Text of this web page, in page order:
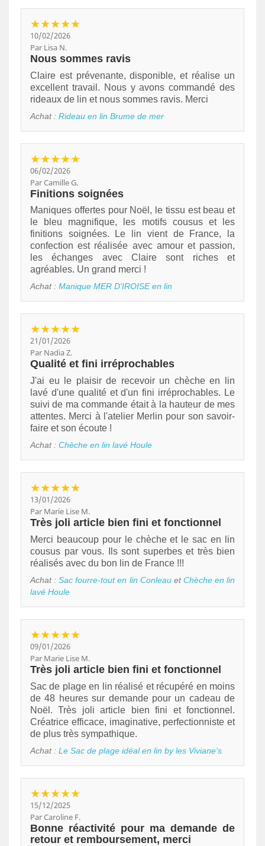
★★★★★
10/02/2026
Par Lisa N.
Nous sommes ravis
Claire est prévenante, disponible, et réalise un
excellent travail. Nous y avons commandé des
rideaux de lin et nous sommes ravis. Merci
Achat : Rideau en lin Brume de mer
★★★★★
06/02/2026
Par Camille G.
Finitions soignées
Maniques offertes pour Noël, le tissu est beau et
le bleu magnifique, les motifs cousus et les
finitions soignées. Le lin vient de France, la
confection est réalisée avec amour et passion,
les échanges avec Claire sont riches et
agréables. Un grand merci !
Achat : Manique MER D'IROISE en lin
★★★★★
21/01/2026
Par Nadia Z.
Qualité et fini irréprochables
J'ai eu le plaisir de recevoir un chèche en lin
lavé d'une qualité et d'un fini irréprochables. Le
suivi de ma commande était à la hauteur de mes
attentes. Merci à l'atelier Merlin pour son savoir-
faire et son écoute !
Achat : Chèche en lin lavé Houle
★★★★★
13/01/2026
Par Marie Lise M.
Très joli article bien fini et fonctionnel
Merci beaucoup pour le chèche et le sac en lin
cousus par vous. Ils sont superbes et très bien
réalisés avec du bon lin de France !!!
Achat :Sac fourre-tout en lin ConleauetChèche en lin
lavé Houle
★★★★★
09/01/2026
Par Marie Lise M.
Très joli article bien fini et fonctionnel
Sac de plage en lin réalisé et récupéré en moins
de 48 heures sur demande pour un cadeau de
Noël. Très joli article bien fini et fonctionnel.
Créatrice efficace, imaginative, perfectionniste et
de plus très sympathique.
Achat : Le Sac de plage idéal en lin by les Viviane's
★★★★★
15/12/2025
Par Caroline F.
Bonne réactivité pour ma demande de
retour et remboursement, merci